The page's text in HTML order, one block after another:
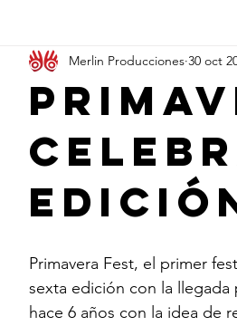
La Cabra Juancho Valencia
Merlin Producciones 30 oct
Primavera Fest, el primer
sexta edición con la
hace 6 años con la idea de